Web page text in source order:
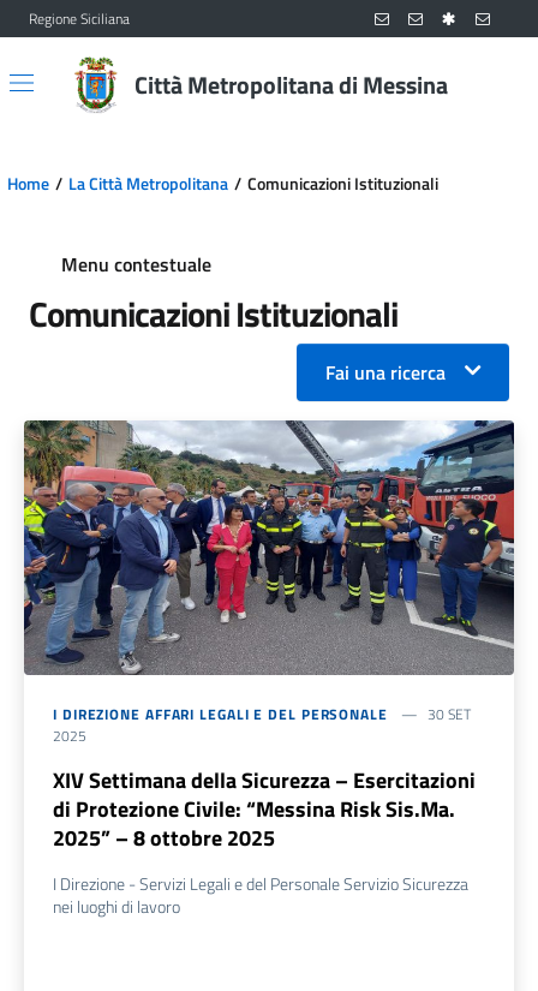
Vai al contenuto principale
Vai al menu principale
Regione Siciliana
Città Metropolitana di Messina
Home La Città Metropolitana Comunicazioni Istituzionali
Menu contestuale
Comunicazioni Istituzionali
Fai una ricerca
I DIREZIONE AFFARI LEGALI E DEL PERSONALE
30 SET
2025
XIV Settimana della Sicurezza – Esercitazioni
di Protezione Civile: “Messina Risk Sis.Ma.
2025” – 8 ottobre 2025
I Direzione - Servizi Legali e del Personale Servizio Sicurezza
nei luoghi di lavoro